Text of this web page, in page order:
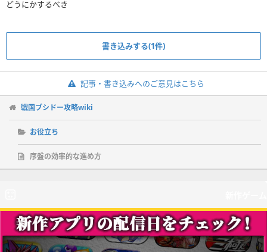
どうにかするべき
書き込みする(1件)
記事・書き込みへのご意見はこちら
戦国ブシドー攻略wiki
お役立ち
序盤の効率的な進め方